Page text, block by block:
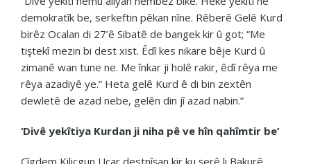
demokratîk be, serkeftin pêkan nîne. Rêberê Gelê Kurd
birêz Ocalan di 27’ê Sibatê de bangek kir û got; “Me
tiştekî mezin bi dest xist. Êdî kes nikare bêje Kurd û
zimanê wan tune ne. Me înkar ji holê rakir, êdî rêya me
rêya azadiyê ye.” Heta gelê Kurd ê di bin zextên
dewletê de azad nebe, gelên din jî azad nabin.”
‘Divê yekîtiya Kurdan ji niha pê ve hîn qahîmtir be’
Çîgdem Kiliçgun Uçar destnîşan kir ku şerê li Bakurê